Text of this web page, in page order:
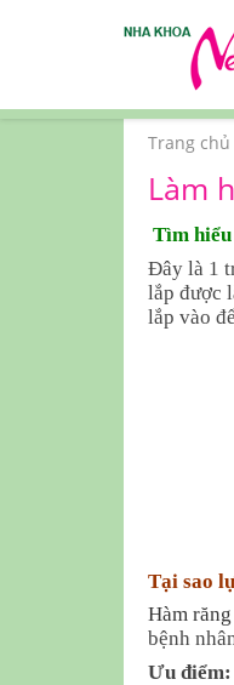
Trang chủ
Làm
Tìm
Đây là 1
lắp được
lắp vào
Tại sao
Hàm
bệnh
Ưu điểm: